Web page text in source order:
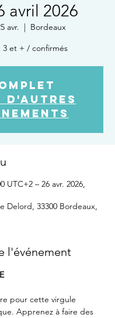
avril 2026
avr.
  |
Bordeaux
3 et + / confirmés
d'autres
UTC+2 – 26 avr. 2026,
Delord, 33300 Bordeaux,
l'événement
pour cette virgule
Apprenez à faire des